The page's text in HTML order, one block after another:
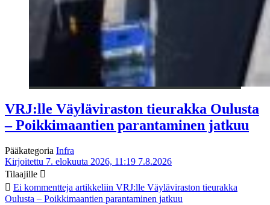
VRJ:lle Väyläviraston tieurakka Oulusta
– Poikkimaantien parantaminen jatkuu
Pääkategoria Infra
Kirjoitettu 7. elokuuta 2026, 11:19 7.8.2026
Tilaajille
Ei kommentteja artikkeliin VRJ:lle Väyläviraston tieurakka
Oulusta – Poikkimaantien parantaminen jatkuu